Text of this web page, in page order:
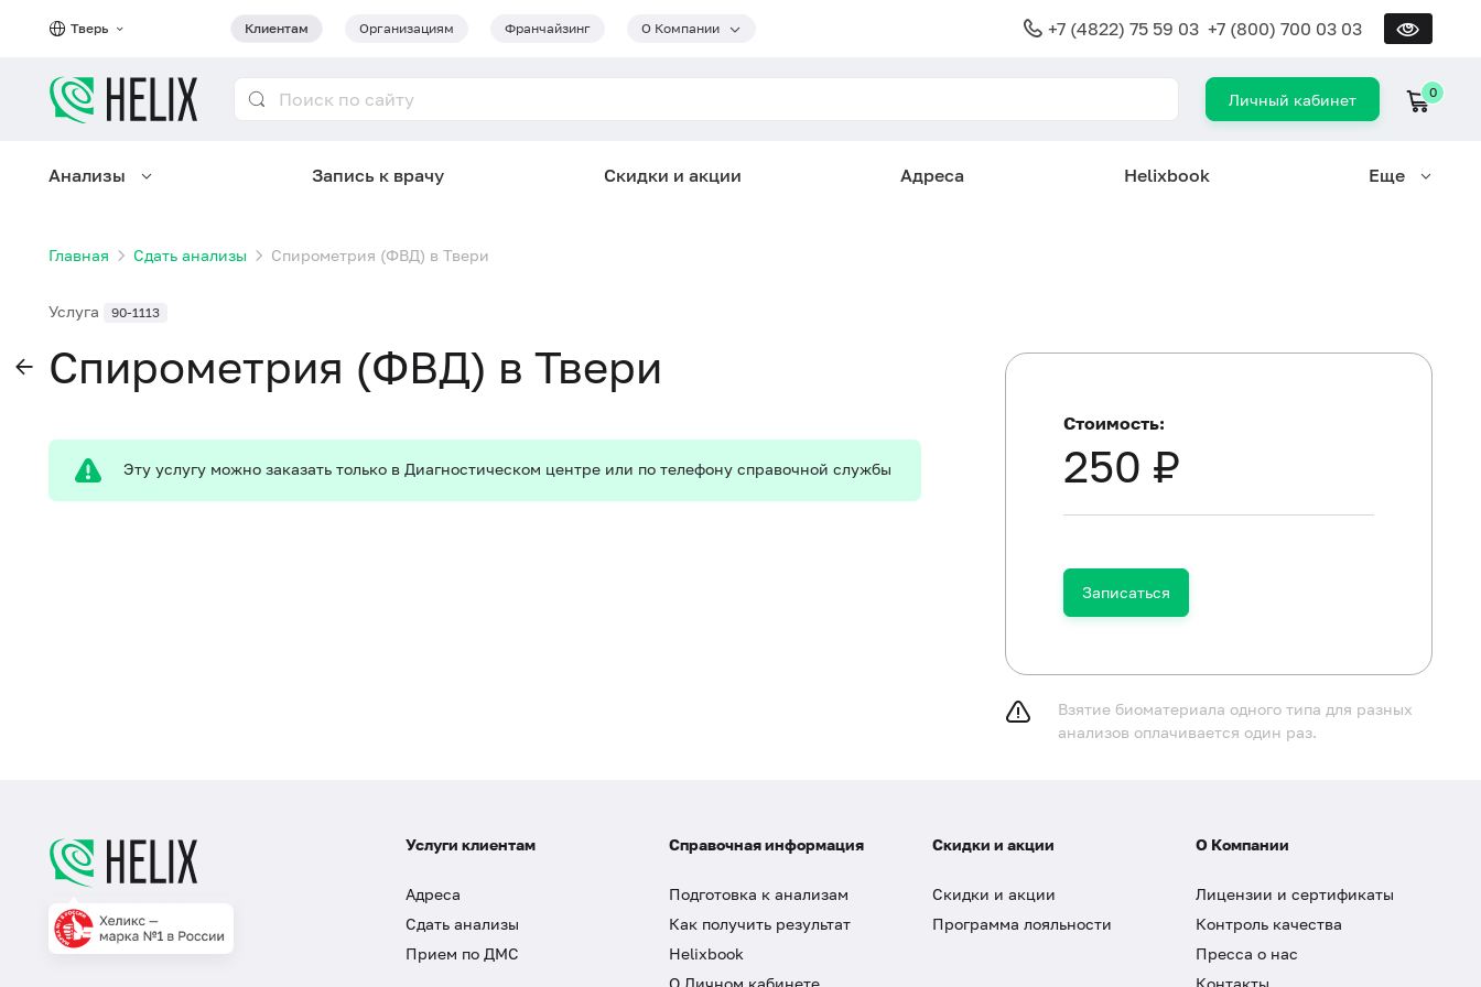
Тверь Клиентам Организациям Франчайзинг О Компании +7 (4822) 75 59 03 +7 (800) 700 03 03
Личный кабинет 0
Анализы Запись к врачу Скидки и акции Адреса Helixbook Еще
Главная Сдать анализы Спирометрия (ФВД) в Твери
Услуга 90-1113
Спирометрия (ФВД) в Твери
Эту услугу можно заказать только в Диагностическом центре или по телефону справочной службы
Стоимость:
250 ₽
Записаться
Взятие биоматериала одного типа для разных
анализов оплачивается один раз.
Услуги клиентам
Адреса
Сдать анализы
Прием по ДМС
Справочная информация
Подготовка к анализам
Как получить результат
Helixbook
О Личном кабинете
Скидки и акции
Скидки и акции
Программа лояльности
О Компании
Лицензии и сертификаты
Контроль качества
Пресса о нас
Контакты